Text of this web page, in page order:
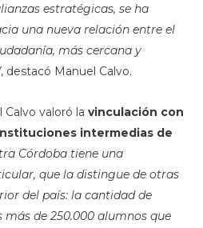
estratégicas, se ha
una nueva relación entre el
más cercana y
, destacó Manuel Calvo.
valoró la vinculación con
intermedias de
Córdoba tiene una
que la distingue de otras
del país: la cantidad de
más de 250.000 alumnos que